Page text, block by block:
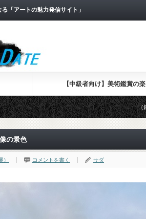
「アートの魅力発信サイト」
【中級者向け】美術鑑賞の
（鑑賞 review）国立西洋
の景色
コメントを書く サダ